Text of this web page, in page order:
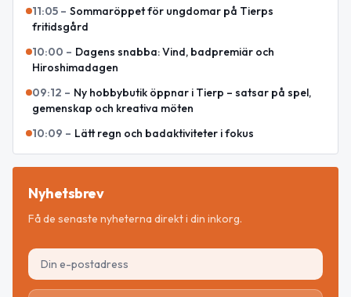
11:05 – Sommaröppet för ungdomar på Tierps
fritidsgård
10:00 – Dagens snabba: Vind, badpremiär och
Hiroshimadagen
09:12 – Ny hobbybutik öppnar i Tierp – satsar på spel,
gemenskap och kreativa möten
10:09 – Lätt regn och badaktiviteter i fokus
Nyhetsbrev
Få de senaste nyheterna direkt i din inkorg.